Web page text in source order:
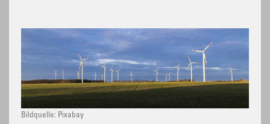
Bildquelle: Pixabay